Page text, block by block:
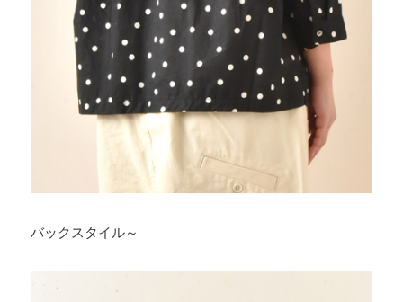
バックスタイル～